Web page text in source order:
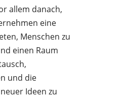
allem danach,
eine
Menschen zu
einen Raum
und die
Ideen zu